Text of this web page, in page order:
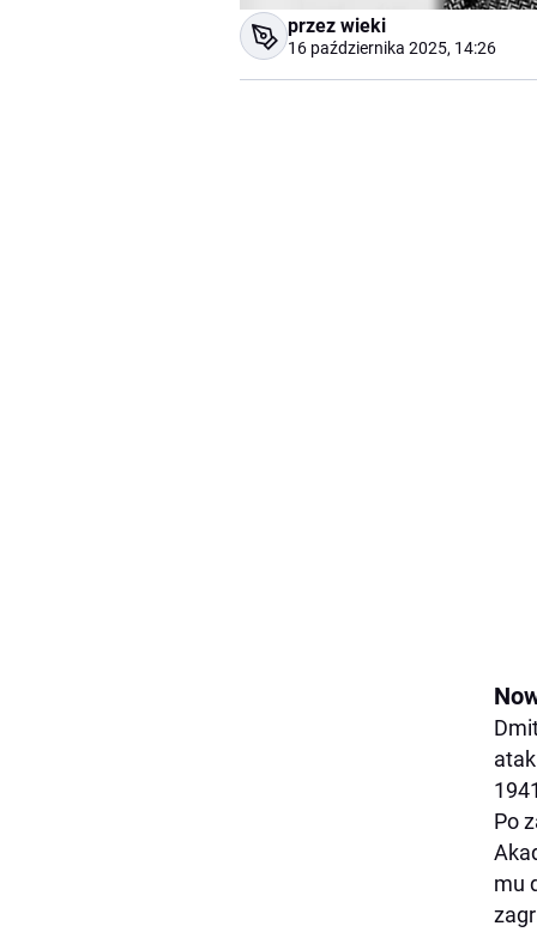
przez wieki
16 października 2025, 14:26
Po
mu